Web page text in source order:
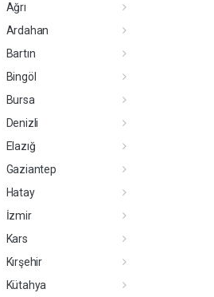
Ağrı
Ardahan
Bartın
Bingöl
Bursa
Denizli
Elazığ
Gaziantep
Hatay
İzmir
Kars
Kırşehir
Kütahya